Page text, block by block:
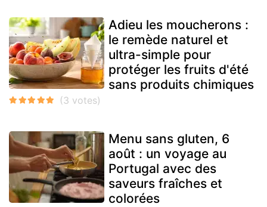
Adieu les moucherons :
le remède naturel et
ultra-simple pour
protéger les fruits d'été
sans produits chimiques
Menu sans gluten, 6
août : un voyage au
Portugal avec des
saveurs fraîches et
colorées